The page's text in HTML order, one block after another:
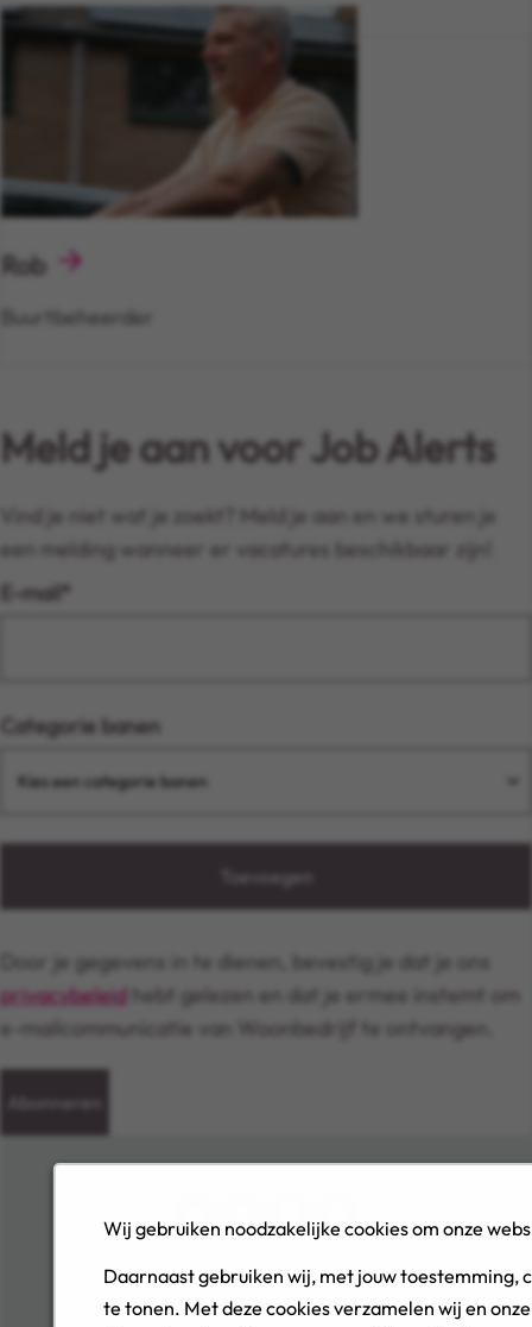
Wij gebruiken noodzakelijke cookies om onze
Daarnaast gebruiken wij, met jouw toestemming,
te tonen. Met deze cookies verzamelen wij en
Rob
Buurtbeheerder
Meld je aan voor Job Alerts
Vind je niet wat je zoekt? Meld je aan en we sturen je
een melding wanneer er vacatures beschikbaar zijn!
E-mail
Categorie banen
Toevoegen
Door je gegevens in te dienen, bevestig je dat je ons
privacybeleid hebt gelezen en dat je ermee instemt om
e-mailcommunicatie van Woonbedrijf te ontvangen.
Abonneren
© 2026, Woonbedrijf, All Rights Reserved
Cookie Management